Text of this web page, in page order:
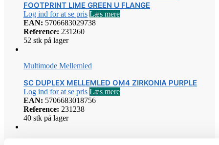
FOOTPRINT LIME GREEN U FLANGE
Log ind for at se pris Læs mere
EAN: 5706683029738
Reference: 231260
52 stk på lager
Multimode Mellemled
SC DUPLEX MELLEMLED OM4 ZIRKONIA PURPLE
Log ind for at se pris Læs mere
EAN: 5706683018756
Reference: 231238
40 stk på lager